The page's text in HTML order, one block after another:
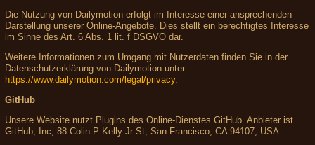
Die Nutzung von Dailymotion erfolgt im Interesse einer ansprechenden
Darstellung unserer Online-Angebote. Dies stellt ein berechtigtes Interesse
im Sinne des Art. 6 Abs. 1 lit. f DSGVO dar.
Weitere Informationen zum Umgang mit Nutzerdaten finden Sie in der
Datenschutzerklärung von Dailymotion unter:
https://www.dailymotion.com/legal/privacy.
GitHub
Unsere Website nutzt Plugins des Online-Dienstes GitHub. Anbieter ist
GitHub, Inc, 88 Colin P Kelly Jr St, San Francisco, CA 94107, USA.